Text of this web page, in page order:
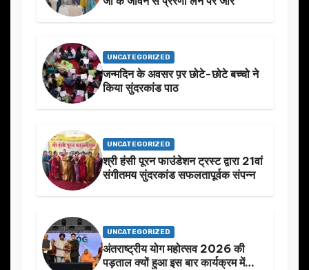
UNCATEGORIZED
जन्मदिन के अवसर प़र छोटे-छोटे बच्चो ने
किया सुंदरकांड पाठ
UNCATEGORIZED
श्री हंसी पूरन फाउंडेशन ट्रस्ट द्वारा 21वां
संगीतमय सुंदरकांड सफलतापूर्वक संपन्न
UNCATEGORIZED
अंतराष्ट्रीय योग महोत्सव 2026 की
पड़ताल क्यों हुआ इस बार कार्यक्रम में